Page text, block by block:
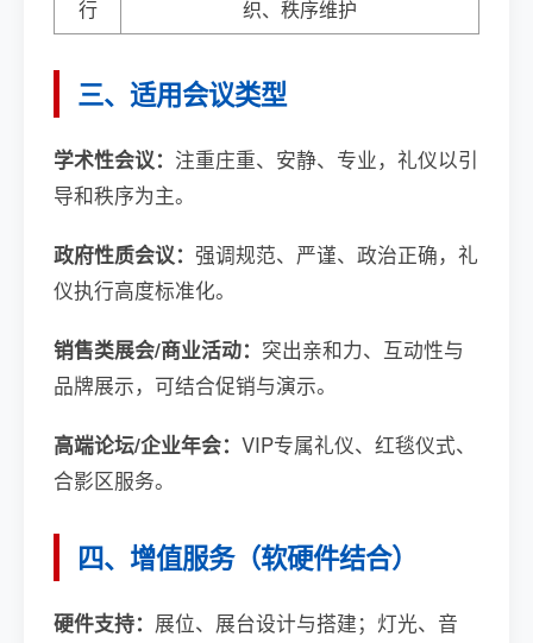
行
织、秩序维护
三、适用会议类型
学术性会议： 注重庄重、安静、专业，礼仪以引
导和秩序为主。
政府性质会议： 强调规范、严谨、政治正确，礼
仪执行高度标准化。
销售类展会/商业活动： 突出亲和力、互动性与
品牌展示，可结合促销与演示。
高端论坛/企业年会： VIP专属礼仪、红毯仪式、
合影区服务。
四、增值服务（软硬件结合）
硬件支持： 展位、展台设计与搭建；灯光、音